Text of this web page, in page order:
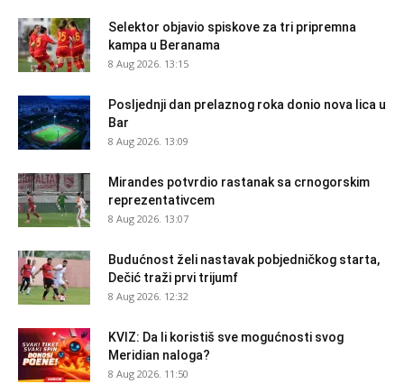
Selektor objavio spiskove za tri pripremna
kampa u Beranama
8 Aug 2026. 13:15
Posljednji dan prelaznog roka donio nova lica u
Bar
8 Aug 2026. 13:09
Mirandes potvrdio rastanak sa crnogorskim
reprezentativcem
8 Aug 2026. 13:07
Budućnost želi nastavak pobjedničkog starta,
Dečić traži prvi trijumf
8 Aug 2026. 12:32
KVIZ: Da li koristiš sve mogućnosti svog
Meridian naloga?
8 Aug 2026. 11:50